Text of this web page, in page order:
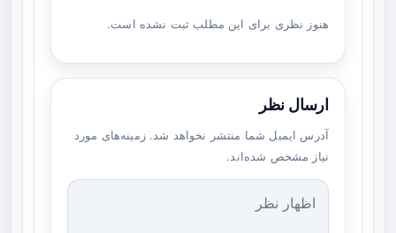
هنوز نظری برای این مطلب ثبت نشده است.
ارسال نظر
آدرس ایمیل شما منتشر نخواهد شد. زمینه‌های مورد
نیاز مشخص شده‌اند.